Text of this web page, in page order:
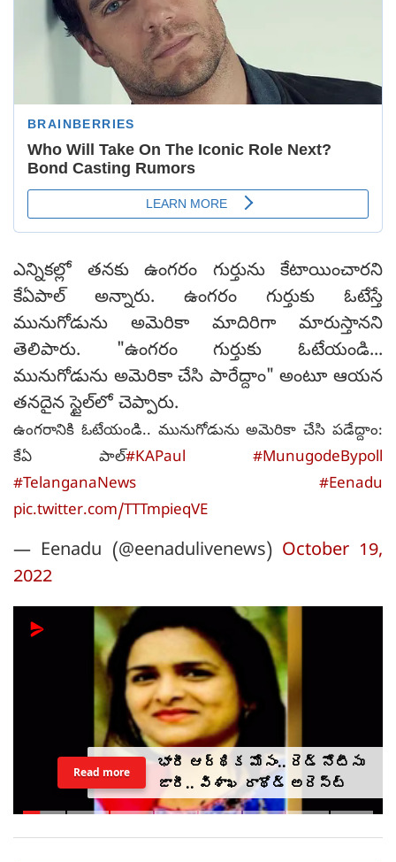
ఎన్నికల్లో తనకు ఉంగరం గుర్తును కేటాయించారని
కేఏపాల్ అన్నారు. ఉంగరం గుర్తుకు ఓటేస్తే
మునుగోడును అమెరికా మాదిరిగా మారుస్తానని
తెలిపారు. "ఉంగరం గుర్తుకు ఓటేయండి...
మునుగోడును అమెరికా చేసి పారేద్దాం" అంటూ ఆయన
తనదైన స్టైల్‌లో చెప్పారు.
ఉంగరానికి ఓటేయండి.. మునుగోడును అమెరికా చేసి పడేద్దాం:
కేఏ పాల్‌#KAPaul
#MunugodeBypoll
#TelanganaNews
#Eenadu
pic.twitter.com/TTTmpieqVE
— Eenadu (@eenadulivenews) October 19,
2022
భారీ ఆర్థిక మోసం.. రెడ్ నోటీసు
జారీ.. విశాఖ రాథోడ్‌‌ అరెస్ట్
Read more